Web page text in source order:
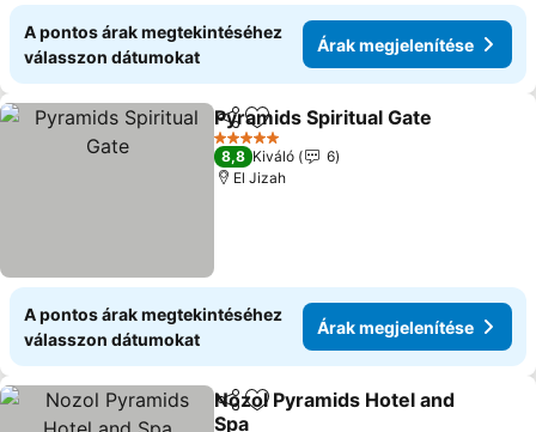
A pontos árak megtekintéséhez
válasszon dátumokat
Árak megjelenítése
Megosztás
Hozzáadás a kedvencekhez
Pyramids Spiritual Gate
5 Kategória
8,8 Kiváló
6
El Jizah
A pontos árak megtekintéséhez
válasszon dátumokat
Árak megjelenítése
Megosztás
Hozzáadás a kedvencekhez
Nozol Pyramids Hotel and
Spa